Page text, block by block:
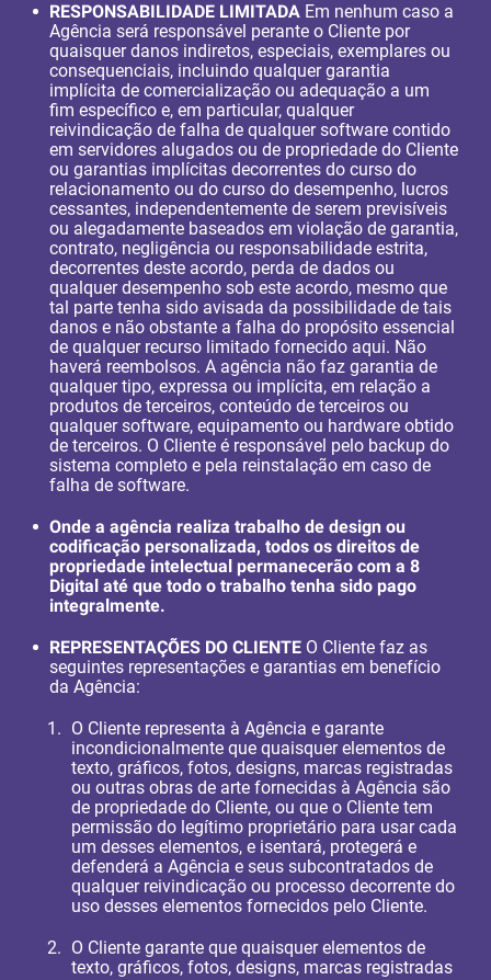
RESPONSABILIDADE LIMITADA Em nenhum caso a
Agência será responsável perante o Cliente por
quaisquer danos indiretos, especiais, exemplares ou
consequenciais, incluindo qualquer garantia
implícita de comercialização ou adequação a um
fim específico e, em particular, qualquer
reivindicação de falha de qualquer software contido
em servidores alugados ou de propriedade do Cliente
ou garantias implícitas decorrentes do curso do
relacionamento ou do curso do desempenho, lucros
cessantes, independentemente de serem previsíveis
ou alegadamente baseados em violação de garantia,
contrato, negligência ou responsabilidade estrita,
decorrentes deste acordo, perda de dados ou
qualquer desempenho sob este acordo, mesmo que
tal parte tenha sido avisada da possibilidade de tais
danos e não obstante a falha do propósito essencial
de qualquer recurso limitado fornecido aqui. Não
haverá reembolsos. A agência não faz garantia de
qualquer tipo, expressa ou implícita, em relação a
produtos de terceiros, conteúdo de terceiros ou
qualquer software, equipamento ou hardware obtido
de terceiros. O Cliente é responsável pelo backup do
sistema completo e pela reinstalação em caso de
falha de software.
Onde a agência realiza trabalho de design ou
codificação personalizada, todos os direitos de
propriedade intelectual permanecerão com a 8
Digital até que todo o trabalho tenha sido pago
integralmente.
REPRESENTAÇÕES DO CLIENTE O Cliente faz as
seguintes representações e garantias em benefício
da Agência:
O Cliente representa à Agência e garante
incondicionalmente que quaisquer elementos de
texto, gráficos, fotos, designs, marcas registradas
ou outras obras de arte fornecidas à Agência são
de propriedade do Cliente, ou que o Cliente tem
permissão do legítimo proprietário para usar cada
um desses elementos, e isentará, protegerá e
defenderá a Agência e seus subcontratados de
qualquer reivindicação ou processo decorrente do
uso desses elementos fornecidos pelo Cliente.
O Cliente garante que quaisquer elementos de
texto, gráficos, fotos, designs, marcas registradas